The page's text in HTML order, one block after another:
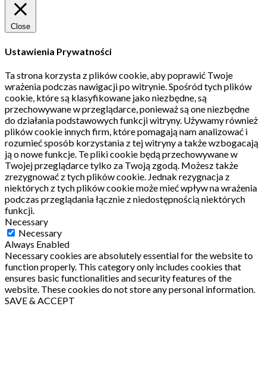
Close
Ustawienia Prywatności
Ta strona korzysta z plików cookie, aby poprawić Twoje
wrażenia podczas nawigacji po witrynie.Spośród tych plików
cookie, które są klasyfikowane jako niezbędne, są
przechowywane w przeglądarce, ponieważ są one niezbędne
do działania podstawowych funkcji witryny. Używamy również
plików cookie innych firm, które pomagają nam analizować i
rozumieć sposób korzystania z tej witryny a także wzbogacają
ją o nowe funkcje. Te pliki cookie będą przechowywane w
Twojej przeglądarce tylko za Twoją zgodą. Możesz także
zrezygnować z tych plików cookie. Jednak rezygnacja z
niektórych z tych plików cookie może mieć wpływ na wrażenia
podczas przeglądania łącznie z niedostępnością niektórych
funkcji.
Necessary
Necessary
Always Enabled
Necessary cookies are absolutely essential for the website to
function properly. This category only includes cookies that
ensures basic functionalities and security features of the
website. These cookies do not store any personal information.
SAVE & ACCEPT